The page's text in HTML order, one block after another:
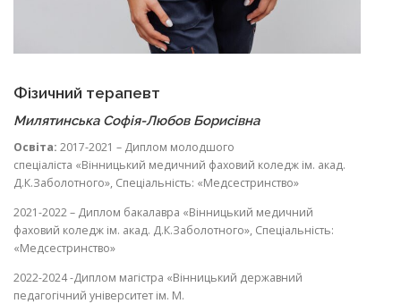
Фізичний терапевт
Милятинська Софія-Любов Борисівна
Освіта: 2017-2021 – Диплом молодшого
спеціаліста «Вінницький медичний фаховий коледж ім. акад.
Д.К.Заболотного», Спеціальність: «Медсестринство»
2021-2022 – Диплом бакалавра «Вінницький медичний
фаховий коледж ім. акад. Д.К.Заболотного», Спеціальність:
«Медсестринство»
2022-2024 -Диплом магістра «Вінницький державний
педагогічний університет ім. М.